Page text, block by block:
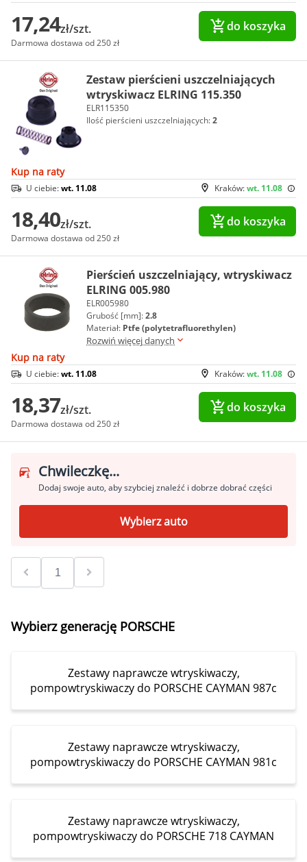
17,24zł/szt.
Darmowa dostawa od 250 zł
do koszyka
Zestaw pierścieni uszczelniających
wtryskiwacz ELRING 115.350
ELR115350
Ilość pierścieni uszczelniających:2
Kup na raty
Kraków:wt. 11.08
U ciebie:wt. 11.08
18,40zł/szt.
Darmowa dostawa od 250 zł
do koszyka
Pierścień uszczelniający, wtryskiwacz
ELRING 005.980
ELR005980
Grubość [mm]:2.8
Materiał: Ptfe (polytetrafluorethylen)
Rozwiń więcej danych
Kup na raty
Kraków:wt. 11.08
U ciebie:wt. 11.08
18,37zł/szt.
Darmowa dostawa od 250 zł
do koszyka
Chwileczkę...
Dodaj swoje auto, aby szybciej znaleźć i dobrze dobrać części
Wybierz auto
Wybierz generację PORSCHE
Zestawy naprawcze wtryskiwaczy,
pompowtryskiwaczy do PORSCHE CAYMAN 987c
Zestawy naprawcze wtryskiwaczy,
pompowtryskiwaczy do PORSCHE CAYMAN 981c
Zestawy naprawcze wtryskiwaczy,
pompowtryskiwaczy do PORSCHE 718 CAYMAN